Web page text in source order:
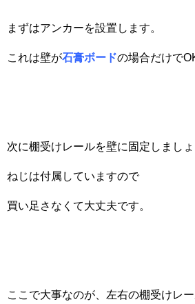
まずはアンカーを設置します。
これは壁が石膏ボードの場合だけで
次に棚受けレールを壁に固定しましょ
ねじは付属していますので
買い足さなくて大丈夫です。
ここで大事なのが、左右の棚受けレ